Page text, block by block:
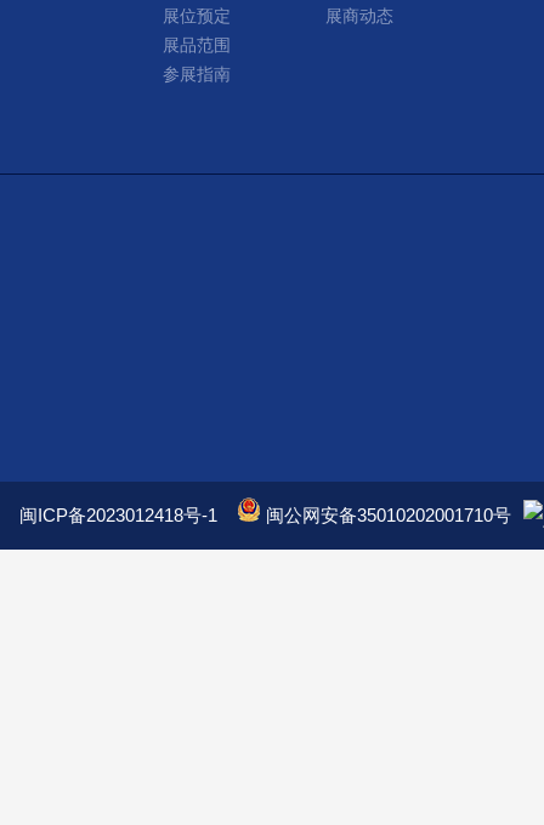
展位预定
展品范围
参展指南
展商动态
闽ICP备2023012418号-1 闽公网安备35010202001710号